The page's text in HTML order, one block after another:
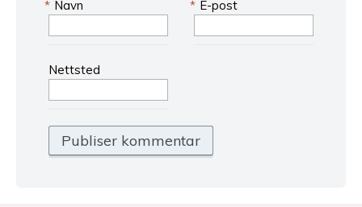
Navn
* E-post
*
Nettsted